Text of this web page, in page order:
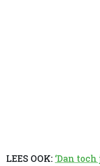
LEES OOK: ‘Dan